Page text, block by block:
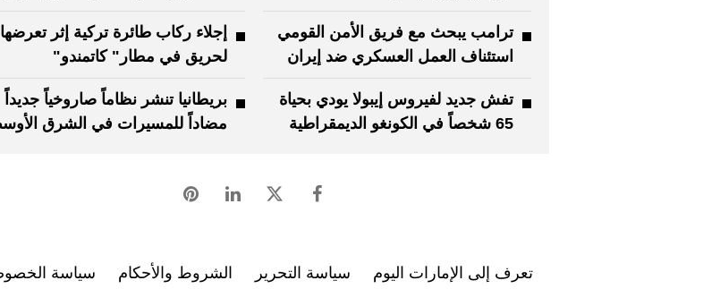
ترامب يبحث مع فريق الأمن القومي
استئناف العمل العسكري ضد إيران
إجلاء ركاب طائرة تركية إثر تعرضها
لحريق في مطار" كاتمندو"
تفش جديد لفيروس إيبولا يودي بحياة
65 شخصاً في الكونغو الديمقراطية
بريطانيا تنشر نظاماً صاروخياً جديداً
مضاداً للمسيرات في الشرق
تعرف إلى الإمارات اليوم سياسة التحرير الشروط والأحكام سياسة